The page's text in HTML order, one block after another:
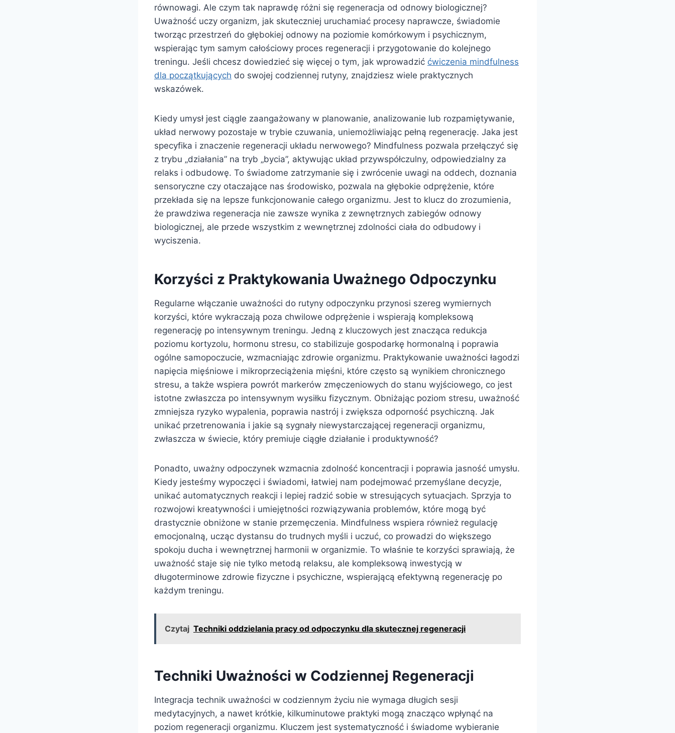
równowagi. Ale czym tak naprawdę różni się regeneracja od odnowy biologicznej?
Uważność uczy organizm, jak skuteczniej uruchamiać procesy naprawcze, świadomie
tworząc przestrzeń do głębokiej odnowy na poziomie komórkowym i psychicznym,
wspierając tym samym całościowy proces regeneracji i przygotowanie do kolejnego
treningu. Jeśli chcesz dowiedzieć się więcej o tym, jak wprowadzić ćwiczenia mindfulness
dla początkujących do swojej codziennej rutyny, znajdziesz wiele praktycznych
wskazówek.
Kiedy umysł jest ciągle zaangażowany w planowanie, analizowanie lub rozpamiętywanie,
układ nerwowy pozostaje w trybie czuwania, uniemożliwiając pełną regenerację. Jaka jest
specyfika i znaczenie regeneracji układu nerwowego? Mindfulness pozwala przełączyć się
z trybu „działania” na tryb „bycia”, aktywując układ przywspółczulny, odpowiedzialny za
relaks i odbudowę. To świadome zatrzymanie się i zwrócenie uwagi na oddech, doznania
sensoryczne czy otaczające nas środowisko, pozwala na głębokie odprężenie, które
przekłada się na lepsze funkcjonowanie całego organizmu. Jest to klucz do zrozumienia,
że prawdziwa regeneracja nie zawsze wynika z zewnętrznych zabiegów odnowy
biologicznej, ale przede wszystkim z wewnętrznej zdolności ciała do odbudowy i
wyciszenia.
Korzyści z Praktykowania Uważnego Odpoczynku
Regularne włączanie uważności do rutyny odpoczynku przynosi szereg wymiernych
korzyści, które wykraczają poza chwilowe odprężenie i wspierają kompleksową
regenerację po intensywnym treningu. Jedną z kluczowych jest znacząca redukcja
poziomu kortyzolu, hormonu stresu, co stabilizuje gospodarkę hormonalną i poprawia
ogólne samopoczucie, wzmacniając zdrowie organizmu. Praktykowanie uważności łagodzi
napięcia mięśniowe i mikroprzeciążenia mięśni, które często są wynikiem chronicznego
stresu, a także wspiera powrót markerów zmęczeniowych do stanu wyjściowego, co jest
istotne zwłaszcza po intensywnym wysiłku fizycznym. Obniżając poziom stresu, uważność
zmniejsza ryzyko wypalenia, poprawia nastrój i zwiększa odporność psychiczną. Jak
unikać przetrenowania i jakie są sygnały niewystarczającej regeneracji organizmu,
zwłaszcza w świecie, który premiuje ciągłe działanie i produktywność?
Ponadto, uważny odpoczynek wzmacnia zdolność koncentracji i poprawia jasność umysłu.
Kiedy jesteśmy wypoczęci i świadomi, łatwiej nam podejmować przemyślane decyzje,
unikać automatycznych reakcji i lepiej radzić sobie w stresujących sytuacjach. Sprzyja to
rozwojowi kreatywności i umiejętności rozwiązywania problemów, które mogą być
drastycznie obniżone w stanie przemęczenia. Mindfulness wspiera również regulację
emocjonalną, ucząc dystansu do trudnych myśli i uczuć, co prowadzi do większego
spokoju ducha i wewnętrznej harmonii w organizmie. To właśnie te korzyści sprawiają, że
uważność staje się nie tylko metodą relaksu, ale kompleksową inwestycją w
długoterminowe zdrowie fizyczne i psychiczne, wspierającą efektywną regenerację po
każdym treningu.
Czytaj Techniki oddzielania pracy od odpoczynku dla skutecznej regeneracji
Techniki Uważności w Codziennej Regeneracji
Integracja technik uważności w codziennym życiu nie wymaga długich sesji
medytacyjnych, a nawet krótkie, kilkuminutowe praktyki mogą znacząco wpłynąć na
poziom regeneracji organizmu. Kluczem jest systematyczność i świadome wybieranie